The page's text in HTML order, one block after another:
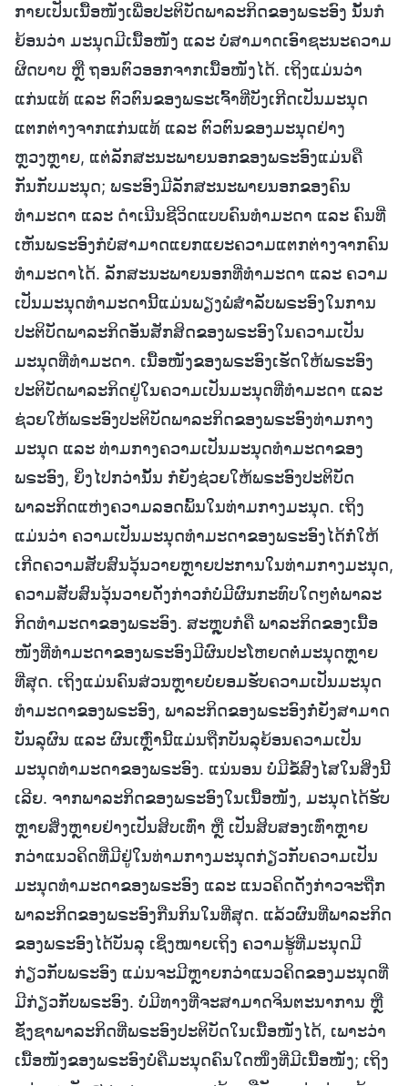
ກາຍເປັນເນື້ອໜັງເພື່ອປະຕິບັດພາລະກິດຂອງພຣະອົງ ນັ້ນກໍ
ຍ້ອນວ່າ ມະນຸດມີເນື້ອໜັງ ແລະ ບໍ່ສາມາດເອົາຊະນະຄວາມ
ຜິດບາບ ຫຼື ຖອນຕົວອອກຈາກເນື້ອໜັງໄດ້. ເຖິງແມ່ນວ່າ
ແກ່ນແທ້ ແລະ ຕົວຕົນຂອງພຣະເຈົ້າທີ່ບັງເກີດເປັນມະນຸດ
ແຕກຕ່າງຈາກແກ່ນແທ້ ແລະ ຕົວຕົນຂອງມະນຸດຢ່າງ
ຫຼວງຫຼາຍ, ແຕ່ລັກສະນະພາຍນອກຂອງພຣະອົງແມ່ນຄື
ກັນກັບມະນຸດ; ພຣະອົງມີລັກສະນະພາຍນອກຂອງຄົນ
ທຳມະດາ ແລະ ດຳເນີນຊີວິດແບບຄົນທຳມະດາ ແລະ ຄົນທີ່
ເຫັນພຣະອົງກໍບໍ່ສາມາດແຍກແຍະຄວາມແຕກຕ່າງຈາກຄົນ
ທຳມະດາໄດ້. ລັກສະນະພາຍນອກທີ່ທຳມະດາ ແລະ ຄວາມ
ເປັນມະນຸດທຳມະດານີ້ແມ່ນພຽງພໍສຳລັບພຣະອົງໃນການ
ປະຕິບັດພາລະກິດອັນສັກສິດຂອງພຣະອົງໃນຄວາມເປັນ
ມະນຸດທີ່ທຳມະດາ. ເນື້ອໜັງຂອງພຣະອົງເຮັດໃຫ້ພຣະອົງ
ປະຕິບັດພາລະກິດຢູ່ໃນຄວາມເປັນມະນຸດທີ່ທຳມະດາ ແລະ
ຊ່ວຍໃຫ້ພຣະອົງປະຕິບັດພາລະກິດຂອງພຣະອົງທ່າມກາງ
ມະນຸດ ແລະ ທ່າມກາງຄວາມເປັນມະນຸດທຳມະດາຂອງ
ພຣະອົງ, ຍິ່ງໄປກວ່ານັ້ນ ກໍຍັງຊ່ວຍໃຫ້ພຣະອົງປະຕິບັດ
ພາລະກິດແຫ່ງຄວາມລອດພົ້ນໃນທ່າມກາງມະນຸດ. ເຖິງ
ແມ່ນວ່າ ຄວາມເປັນມະນຸດທຳມະດາຂອງພຣະອົງໄດ້ກໍ່ໃຫ້
ເກີດຄວາມສັບສົນວຸ້ນວາຍຫຼາຍປະການໃນທ່າມກາງມະນຸດ,
ຄວາມສັບສົນວຸ້ນວາຍດັ່ງກ່າວກໍບໍ່ມີຜົນກະທົບໃດໆຕໍ່ພາລະ
ກິດທໍາມະດາຂອງພຣະອົງ. ສະຫຼຸບກໍຄື ພາລະກິດຂອງເນື້ອ
ໜັງທີ່ທຳມະດາຂອງພຣະອົງມີຜົນປະໂຫຍດຕໍ່ມະນຸດຫຼາຍ
ທີ່ສຸດ. ເຖິງແມ່ນຄົນສ່ວນຫຼາຍບໍ່ຍອມຮັບຄວາມເປັນມະນຸດ
ທຳມະດາຂອງພຣະອົງ, ພາລະກິດຂອງພຣະອົງກໍ່ຍັງສາມາດ
ບັນລຸຜົນ ແລະ ຜົນເຫຼົ່ານີ້ແມ່ນຖືກບັນລຸຍ້ອນຄວາມເປັນ
ມະນຸດທຳມະດາຂອງພຣະອົງ. ແນ່ນອນ ບໍ່ມີຂໍ້ສົງໄສໃນສິ່ງນີ້
ເລີຍ. ຈາກພາລະກິດຂອງພຣະອົງໃນເນື້ອໜັງ, ມະນຸດໄດ້ຮັບ
ຫຼາຍສິ່ງຫຼາຍຢ່າງເປັນສິບເທົ່າ ຫຼື ເປັນສິບສອງເທົ່າຫຼາຍ
ກວ່າແນວຄິດທີ່ມີຢູ່ໃນທ່າມກາງມະນຸດກ່ຽວກັບຄວາມເປັນ
ມະນຸດທຳມະດາຂອງພຣະອົງ ແລະ ແນວຄິດດັ່ງກ່າວຈະຖືກ
ພາລະກິດຂອງພຣະອົງກືນກິນໃນທີ່ສຸດ. ແລ້ວຜົນທີ່ພາລະກິດ
ຂອງພຣະອົງໄດ້ບັນລຸ ເຊິ່ງໝາຍເຖິງ ຄວາມຮູ້ທີ່ມະນຸດມີ
ກ່ຽວກັບພຣະອົງ ແມ່ນຈະມີຫຼາຍກວ່າແນວຄິດຂອງມະນຸດທີ່
ມີກ່ຽວກັບພຣະອົງ. ບໍ່ມີທາງທີ່ຈະສາມາດຈິນຕະນາການ ຫຼື
ຊັ່ງຊາພາລະກິດທີ່ພຣະອົງປະຕິບັດໃນເນື້ອໜັງໄດ້, ເພາະວ່າ
ເນື້ອໜັງຂອງພຣະອົງບໍ່ຄືມະນຸດຄົນໃດໜຶ່ງທີ່ມີເນື້ອໜັງ; ເຖິງ